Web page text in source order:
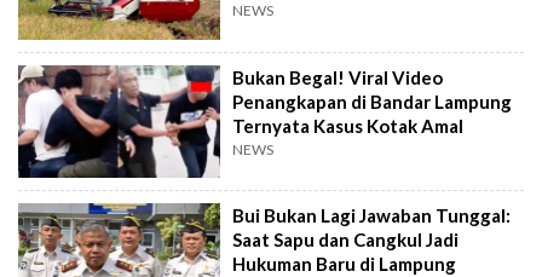
NEWS
Bukan Begal! Viral Video
Penangkapan di Bandar Lampung
Ternyata Kasus Kotak Amal
NEWS
Bui Bukan Lagi Jawaban Tunggal:
Saat Sapu dan Cangkul Jadi
Hukuman Baru di Lampung